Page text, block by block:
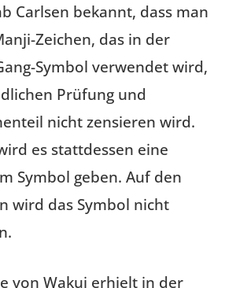
Carlsen bekannt, dass man
Zeichen, das in der
Symbol verwendet wird,
Prüfung und
nicht zensieren wird.
es stattdessen eine
Symbol geben. Auf den
wird das Symbol nicht
von Wakui erhielt in der